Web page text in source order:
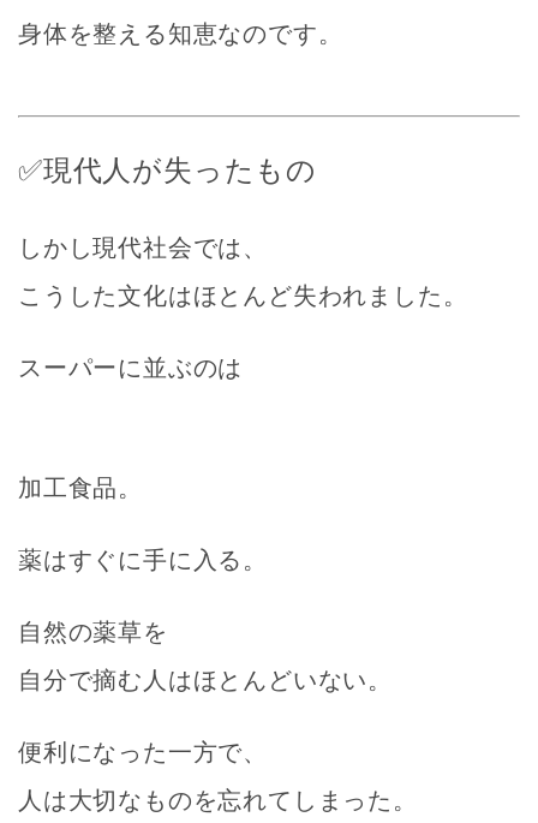
身体を整える知恵なのです。
✅現代人が失ったもの
しかし現代社会では、
こうした文化はほとんど失われました。
スーパーに並ぶのは
加工食品。
薬はすぐに手に入る。
自然の薬草を
自分で摘む人はほとんどいない。
便利になった一方で、
人は大切なものを忘れてしまった。